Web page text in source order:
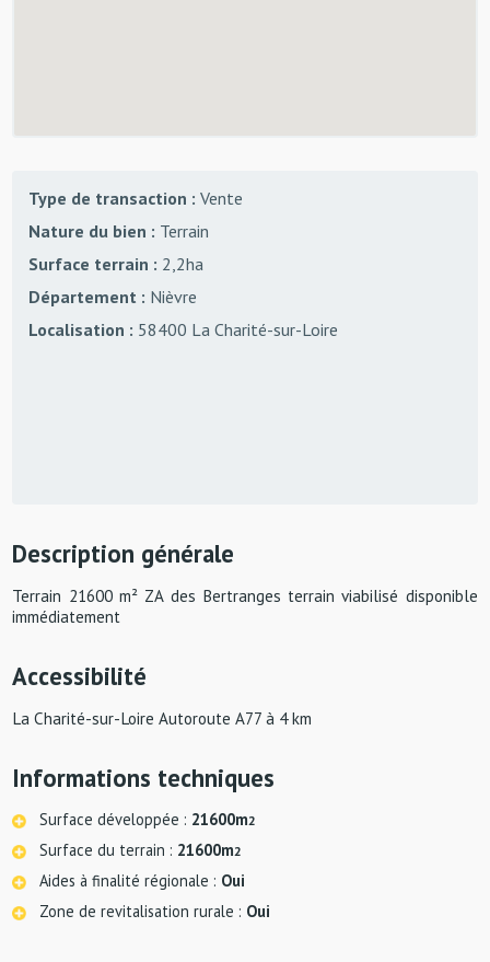
Type de transaction : Vente
Nature du bien : Terrain
Surface terrain : 2,2ha
Département : Nièvre
Localisation : 58400 La Charité-sur-Loire
Description générale
Terrain 21600 m² ZA des Bertranges terrain viabilisé disponible
immédiatement
Accessibilité
La Charité-sur-Loire Autoroute A77 à 4 km
Informations techniques
Surface développée : 21600m2
Surface du terrain : 21600m2
Aides à finalité régionale : Oui
Zone de revitalisation rurale : Oui